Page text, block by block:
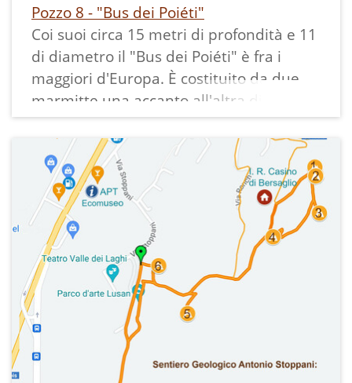
Pozzo 8 - "Bus dei Poiéti"
Coi suoi circa 15 metri di profondità e 11
di diametro il "Bus dei Poiéti" è fra i
maggiori d'Europa. È costituito da due
marmitte una accanto all'altra di diversa
profondità ed è stato scavato a partire
dal 1878 a cura della SAT sotto la
direzione dell'ing. Annibale Apollonio ed
in seguito a cura del Museo Tridentino di
Scienze Naturali sotto la direzione del
vezzanese Nereo Cesare Garbari, tra il
1966 e il 1975.
Tra i materiali di deposito vennero
rinvenuti reperti archeologici riferibili
all'età del Bronzo Medio (3.500 anni fa
circa): ossa umane e di animali, cocci di
vasi, oggetti di selce, residui di cibo.